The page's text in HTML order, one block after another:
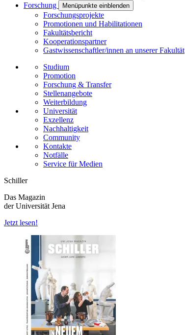
Forschung
Menüpunkte einblenden
Forschungsprojekte
Promotionen und Habilitationen
Fakultätsbericht
Kooperationspartner
Gastwissenschaftler/innen an unserer Fakultät
Studium
Promotion
Forschung & Transfer
Stellenangebote
Weiterbildung
Universität
Exzellenz
Nachhaltigkeit
Community
Kontakte
Notfälle
Service für Medien
Schiller
Das Magazin
der Universität Jena
Jetzt lesen!